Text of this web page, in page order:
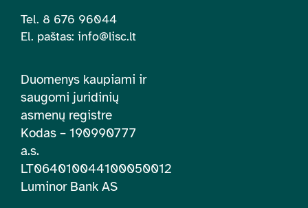
Tel. 8 676 96044
El. paštas: info@lisc.lt
Duomenys kaupiami ir
saugomi juridinių
asmenų registre
Kodas – 190990777
a.s.
LT064010044100050012
Luminor Bank AS